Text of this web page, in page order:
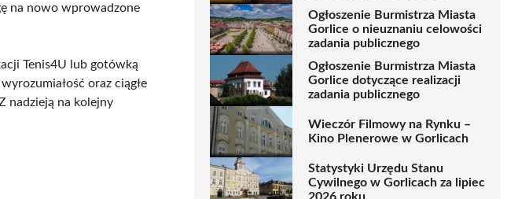
na nowo wprowadzone
Tenis4U lub gotówką
oraz ciągłe
nadzieją na kolejny
Ogłoszenie Burmistrza Miasta
Gorlice o nieuznaniu celowości
zadania publicznego
Ogłoszenie Burmistrza Miasta
Gorlice dotyczące realizacji
zadania publicznego
Wieczór Filmowy na Rynku –
Kino Plenerowe w Gorlicach
Statystyki Urzędu Stanu
Cywilnego w Gorlicach za lipiec